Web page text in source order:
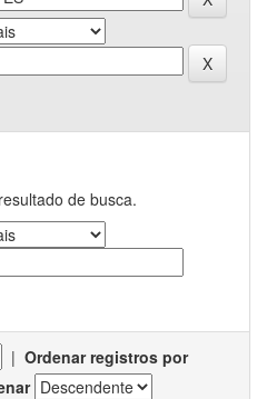
de busca.
| Ordenar registros por